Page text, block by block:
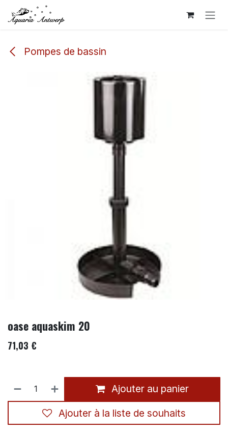
Se rendre au contenu
Pompes de bassin
oase aquaskim 20
71,03 €
Ajouter au panier
Ajouter à la liste de souhaits